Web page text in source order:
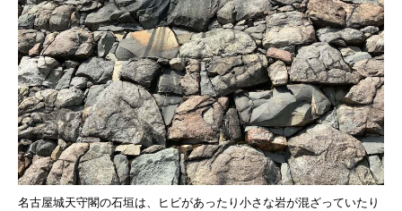
名古屋城天守閣の石垣は、ヒビがあったり小さな岩が混ざっていたり